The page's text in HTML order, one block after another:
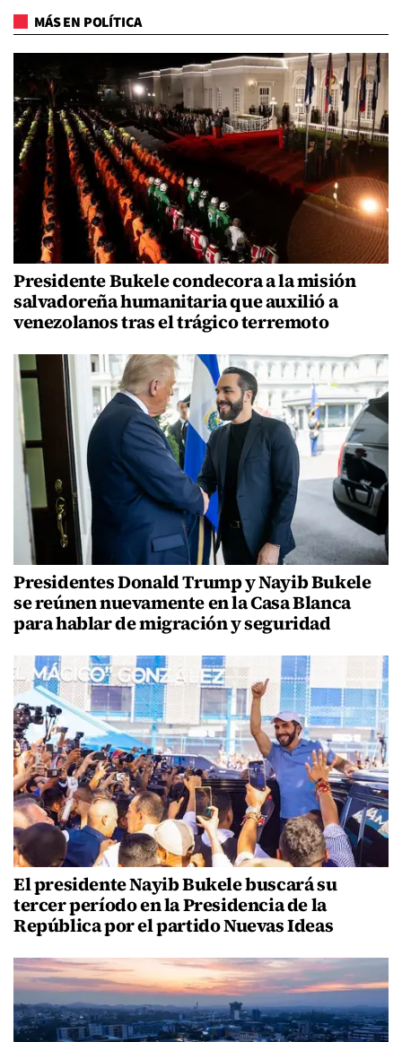
MÁS EN POLÍTICA
Presidente Bukele condecora a la misión
salvadoreña humanitaria que auxilió a
venezolanos tras el trágico terremoto
Presidentes Donald Trump y Nayib Bukele
se reúnen nuevamente en la Casa Blanca
para hablar de migración y seguridad
El presidente Nayib Bukele buscará su
tercer período en la Presidencia de la
República por el partido Nuevas Ideas